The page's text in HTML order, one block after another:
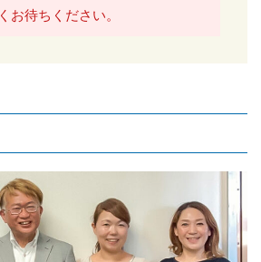
くお待ちください。